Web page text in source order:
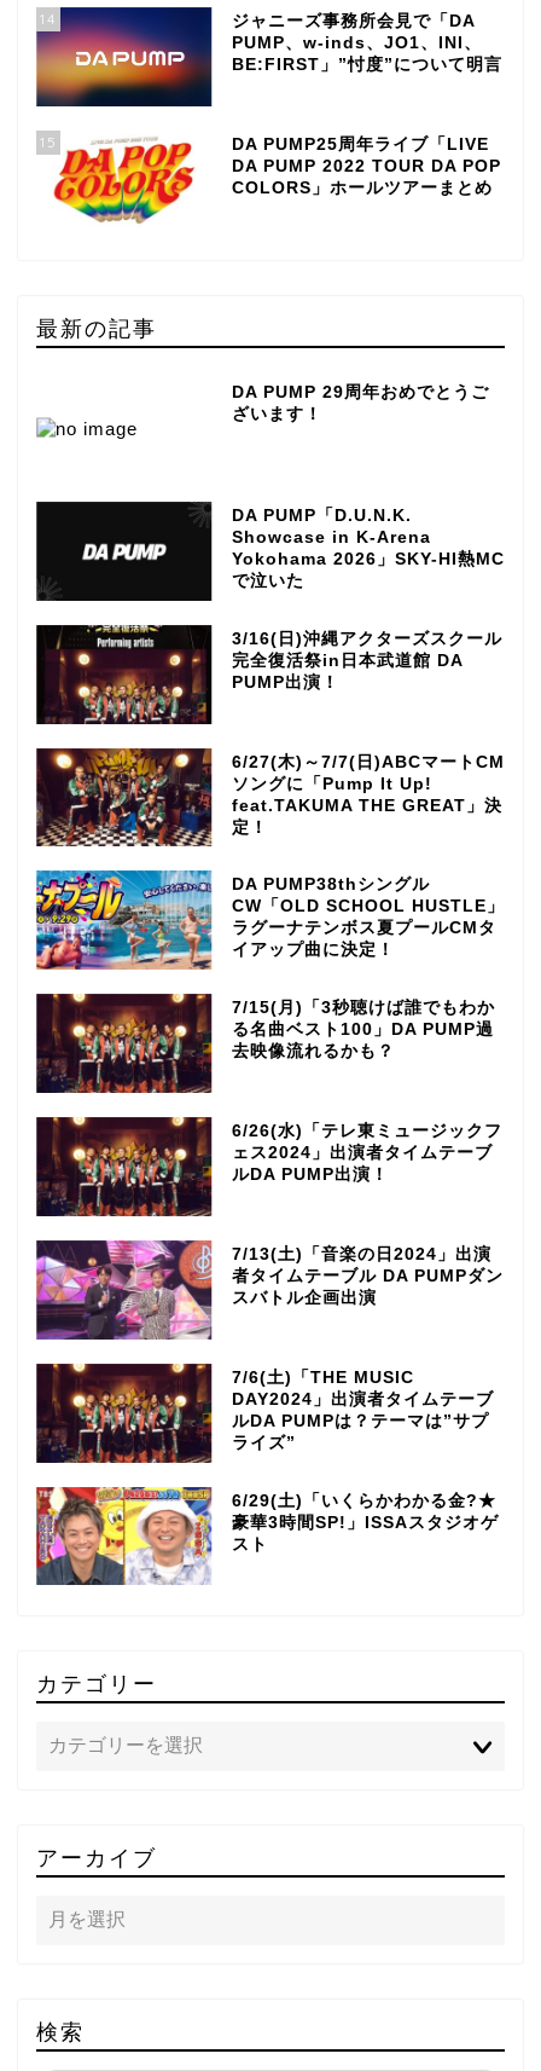
14
ジャニーズ事務所会見で「DA
PUMP、w-inds、JO1、INI、
BE:FIRST」”忖度”について明言
15
DA PUMP25周年ライブ「LIVE
DA PUMP 2022 TOUR DA POP
COLORS」ホールツアーまとめ
最新の記事
DA PUMP 29周年おめでとうご
ざいます！
DA PUMP「D.U.N.K.
Showcase in K-Arena
Yokohama 2026」SKY-HI熱MC
で泣いた
3/16(日)沖縄アクターズスクール
完全復活祭in日本武道館 DA
PUMP出演！
6/27(木)～7/7(日)ABCマートCM
ソングに「Pump It Up!
feat.TAKUMA THE GREAT」決
定！
DA PUMP38thシングル
CW「OLD SCHOOL HUSTLE」
ラグーナテンボス夏プールCMタ
イアップ曲に決定！
7/15(月)「3秒聴けば誰でもわか
る名曲ベスト100」DA PUMP過
去映像流れるかも？
6/26(水)「テレ東ミュージックフ
ェス2024」出演者タイムテーブ
ルDA PUMP出演！
7/13(土)「音楽の日2024」出演
者タイムテーブル DA PUMPダン
スバトル企画出演
7/6(土)「THE MUSIC
DAY2024」出演者タイムテーブ
ルDA PUMPは？テーマは”サプ
ライズ”
6/29(土)「いくらかわかる金?★
豪華3時間SP!」ISSAスタジオゲ
スト
カテゴリー
アーカイブ
検索
～DA PUMP YORIの晴れ